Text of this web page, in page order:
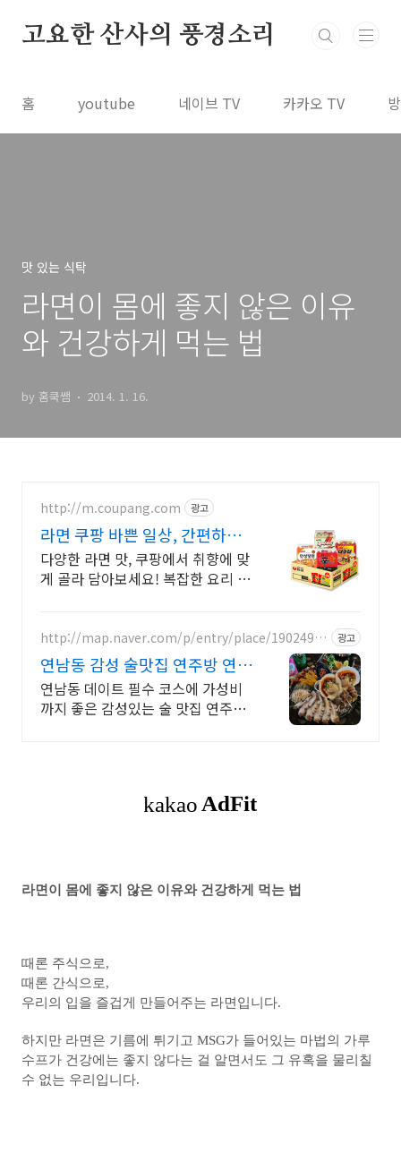
고요한 산사의 풍경소리
홈 youtube 네이브 TV 카카오 TV
맛 있는 식탁
라면이 몸에 좋지 않은 이유
와 건강하게 먹는 법
by 홈쿡쌤 2014. 1. 16.
http://m.coupang.com 광고
라면 쿠팡 바쁜 일상, 간편하게
해결
다양한 라면 맛, 쿠팡에서 취향에 맞
게 골라 담아보세요! 복잡한 요리 대
http://map.naver.com/p/entry/place/1902497
광고
연남동 감성 술맛집 연주방 연남
동 데이트의 필수 코스!
연남동 데이트 필수 코스에 가성비
까지 좋은 감성있는 술 맛집 연주방
라면이 몸에 좋지 않은 이유와 건강하게 먹는 법
때론 주식으로,
때론 간식으로,
우리의 입을 즐겁게 만들어주는 라면입니다.
하지만 라면은 기름에 튀기고 MSG가 들어있는 마법의 가루
수프가 건강에는 좋지 않다는 걸 알면서도 그 유혹을 물리칠
수 없는 우리입니다.